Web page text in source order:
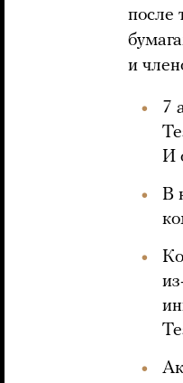
после
и
7
И
В